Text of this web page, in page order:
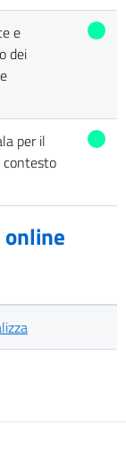
e
dei
per il
contesto